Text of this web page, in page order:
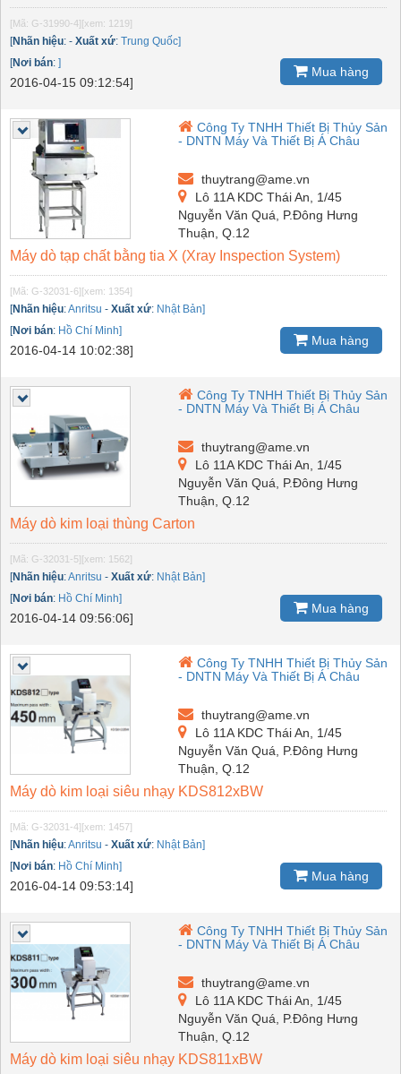
[Mã: G-31990-4] [xem: 1219]
[Nhãn hiệu: - Xuất xứ: Trung Quốc]
[Nơi bán: ]
2016-04-15 09:12:54]
Mua hàng
Công Ty TNHH Thiết Bị Thủy Sản
- DNTN Máy Và Thiết Bị Á Châu
thuytrang@ame.vn
Lô 11A KDC Thái An, 1/45
Nguyễn Văn Quá, P.Đông Hưng
Thuận, Q.12
Máy dò tạp chất bằng tia X (Xray Inspection System)
[Mã: G-32031-6] [xem: 1354]
[Nhãn hiệu:Anritsu - Xuất xứ: Nhật Bản]
[Nơi bán: Hồ Chí Minh]
2016-04-14 10:02:38]
Mua hàng
Công Ty TNHH Thiết Bị Thủy Sản
- DNTN Máy Và Thiết Bị Á Châu
thuytrang@ame.vn
Lô 11A KDC Thái An, 1/45
Nguyễn Văn Quá, P.Đông Hưng
Thuận, Q.12
Máy dò kim loại thùng Carton
[Mã: G-32031-5] [xem: 1562]
[Nhãn hiệu:Anritsu - Xuất xứ: Nhật Bản]
[Nơi bán: Hồ Chí Minh]
2016-04-14 09:56:06]
Mua hàng
Công Ty TNHH Thiết Bị Thủy Sản
- DNTN Máy Và Thiết Bị Á Châu
thuytrang@ame.vn
Lô 11A KDC Thái An, 1/45
Nguyễn Văn Quá, P.Đông Hưng
Thuận, Q.12
Máy dò kim loại siêu nhạy KDS812xBW
[Mã: G-32031-4] [xem: 1457]
[Nhãn hiệu:Anritsu - Xuất xứ: Nhật Bản]
[Nơi bán: Hồ Chí Minh]
2016-04-14 09:53:14]
Mua hàng
Công Ty TNHH Thiết Bị Thủy Sản
- DNTN Máy Và Thiết Bị Á Châu
thuytrang@ame.vn
Lô 11A KDC Thái An, 1/45
Nguyễn Văn Quá, P.Đông Hưng
Thuận, Q.12
Máy dò kim loại siêu nhạy KDS811xBW